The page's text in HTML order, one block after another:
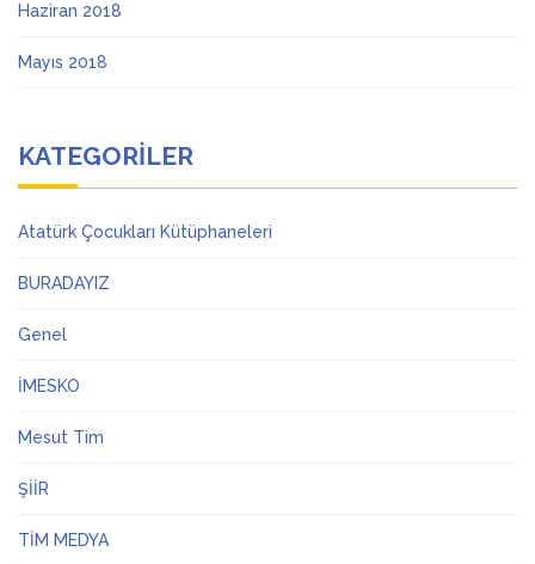
Haziran 2018
Mayıs 2018
KATEGORILER
Atatürk Çocukları Kütüphaneleri
BURADAYIZ
Genel
İMESKO
Mesut Tim
ŞİİR
TİM MEDYA